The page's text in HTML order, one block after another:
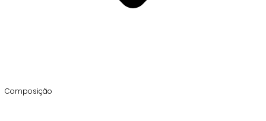
Composição